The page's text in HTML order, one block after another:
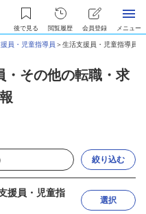
後で見る 閲覧履歴 会員登録 メニュー
員・児童指導員 ＞生活支援員・児童指導員
・その他の転職・求
絞り込む
援員・児童指
選択